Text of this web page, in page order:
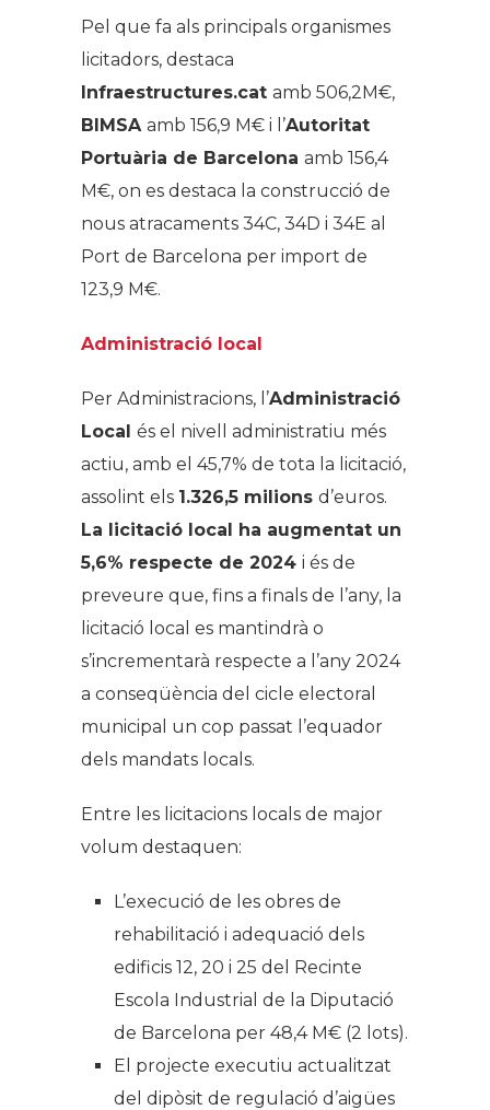
Pel que fa als principals organismes
licitadors, destaca
Infraestructures.cat amb 506,2M€,
BIMSA amb 156,9 M€ i l’Autoritat
Portuària de Barcelona amb 156,4
M€, on es destaca la construcció de
nous atracaments 34C, 34D i 34E al
Port de Barcelona per import de
123,9 M€.
Administració local
Per Administracions, l’Administració
Local és el nivell administratiu més
actiu, amb el 45,7% de tota la licitació,
assolint els 1.326,5 milions d’euros.
La licitació local ha augmentat un
5,6% respecte de 2024 i és de
preveure que, fins a finals de l’any, la
licitació local es mantindrà o
s’incrementarà respecte a l’any 2024
a conseqüència del cicle electoral
municipal un cop passat l’equador
dels mandats locals.
Entre les licitacions locals de major
volum destaquen:
L’execució de les obres de
rehabilitació i adequació dels
edificis 12, 20 i 25 del Recinte
Escola Industrial de la Diputació
de Barcelona per 48,4 M€ (2 lots).
El projecte executiu actualitzat
del dipòsit de regulació d’aigües